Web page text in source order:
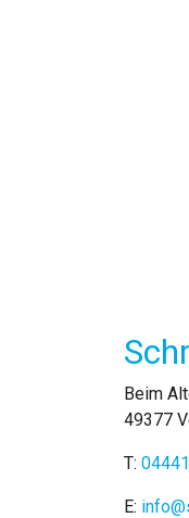
Beim
49377
T:
E: